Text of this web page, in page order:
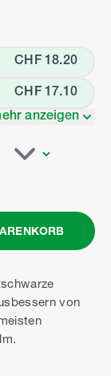
CHF 18.20
CHF 17.10
anzeigen
von